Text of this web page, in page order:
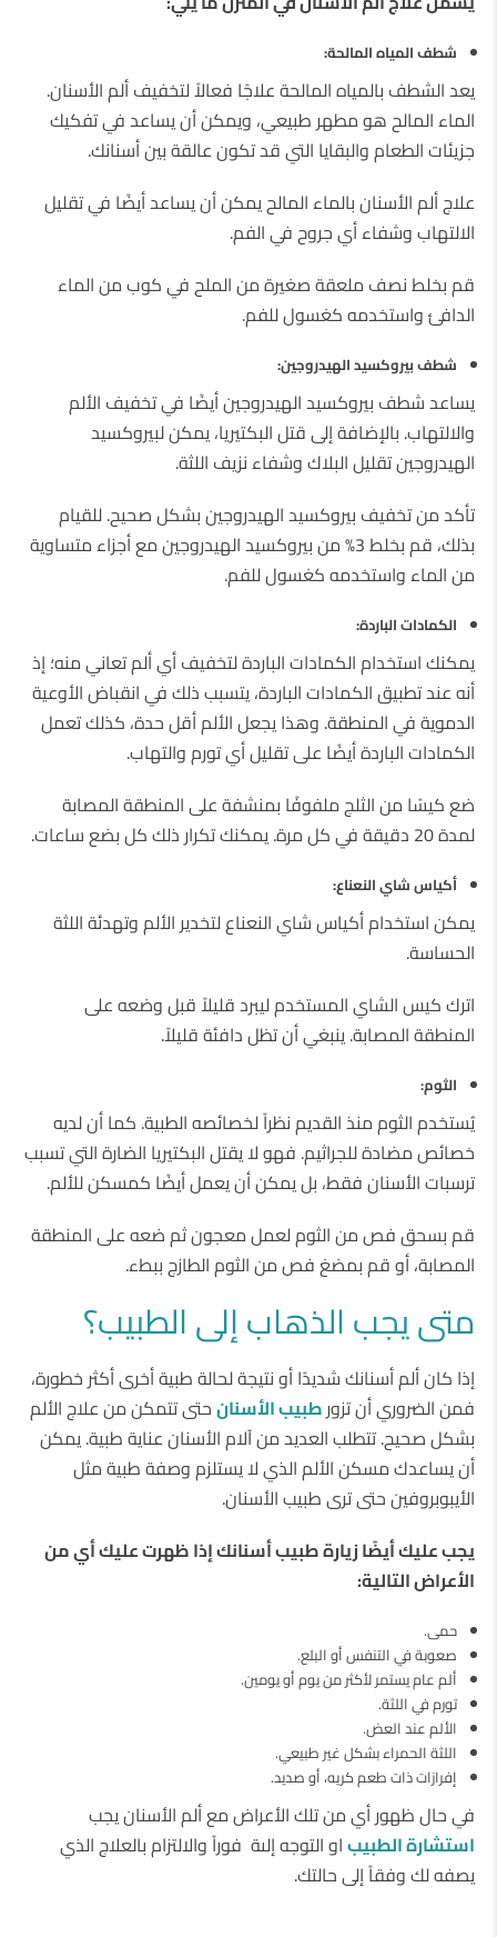
شطف المياه المالحة:
يعد الشطف بالمياه المالحة علاجًا فعالاً لتخفيف ألم الأسنان.
الماء المالح هو مطهر طبيعي، ويمكن أن يساعد في تفكيك
جزيئات الطعام والبقايا التي قد تكون عالقة بين أسنانك.
علاج ألم الأسنان بالماء المالح يمكن أن يساعد أيضًا في تقليل
الالتهاب وشفاء أي جروح في الفم.
قم بخلط نصف ملعقة صغيرة من الملح في كوب من الماء
الدافئ واستخدمه كغسول للفم.
شطف بيروكسيد الهيدروجين:
يساعد شطف بيروكسيد الهيدروجين أيضًا في تخفيف الألم
والالتهاب. بالإضافة إلى قتل البكتيريا، يمكن لبيروكسيد
الهيدروجين تقليل البلاك وشفاء نزيف اللثة.
تأكد من تخفيف بيروكسيد الهيدروجين بشكل صحيح. للقيام
بذلك، قم بخلط 3% من بيروكسيد الهيدروجين مع أجزاء متساوية
من الماء واستخدمه كغسول للفم.
الكمادات الباردة:
يمكنك استخدام الكمادات الباردة لتخفيف أي ألم تعاني منه؛ إذ
أنه عند تطبيق الكمادات الباردة، يتسبب ذلك في انقباض الأوعية
الدموية في المنطقة. وهذا يجعل الألم أقل حدة، كذلك تعمل
الكمادات الباردة أيضًا على تقليل أي تورم والتهاب.
ضع كيسًا من الثلج ملفوفًا بمنشفة على المنطقة المصابة
لمدة 20 دقيقة في كل مرة. يمكنك تكرار ذلك كل بضع ساعات.
أكياس شاي النعناع:
يمكن استخدام أكياس شاي النعناع لتخدير الألم وتهدئة اللثة
الحساسة.
اترك كيس الشاي المستخدم ليبرد قليلاً قبل وضعه على
المنطقة المصابة. ينبغي أن تظل دافئة قليلاً.
الثوم:
يُستخدم الثوم منذ القديم نظراً لخصائصه الطبية. كما أن لديه
خصائص مضادة للجراثيم. فهو لا يقتل البكتيريا الضارة التي تسبب
ترسبات الأسنان فقط، بل يمكن أن يعمل أيضًا كمسكن للألم.
قم بسحق فص من الثوم لعمل معجون ثم ضعه على المنطقة
المصابة، أو قم بمضغ فص من الثوم الطازج ببطء.
متى يجب الذهاب إلى الطبيب؟
إذا كان ألم أسنانك شديدًا أو نتيجة لحالة طبية أخرى أكثر خطورة،
فمن الضروري أن تزورطبيب الأسنانحتى تتمكن من علاج الألم
بشكل صحيح. تتطلب العديد من آلام الأسنان عناية طبية. يمكن
أن يساعدك مسكن الألم الذي لا يستلزم وصفة طبية مثل
الأيبوبروفين حتى ترى طبيب الأسنان.
يجب عليك أيضًا زيارة طبيب أسنانك إذا ظهرت عليك أي من
الأعراض التالية:
حمى.
صعوبة في التنفس أو البلع.
ألم عام يستمر لأكثر من يوم أو يومين.
تورم في اللثة.
الألم عند العض.
اللثة الحمراء بشكل غير طبيعي.
إفرازات ذات طعم كريه، أو صديد.
في حال ظهور أي من تلك الأعراض مع ألم الأسنان يجب
استشارة الطبيباو التوجه إلىة فوراً والالتزام بالعلاج الذي
يصفه لك وفقاً إلى حالتك.